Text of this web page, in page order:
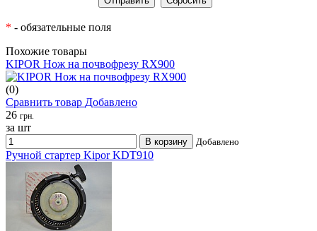
* - обязательные поля
Похожие товары
KIPOR Нож на почвофрезу RX900
(0)
Сравнить товар Добавлено
26 грн.
за шт
В корзину Добавлено
Ручной стартер Kipor KDT910